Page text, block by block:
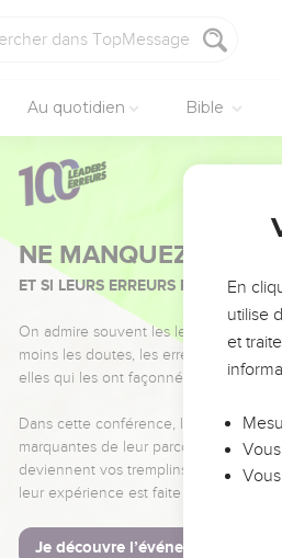
Au quotidien Bible
NE MANQUEZ PAS
ET SI LEURS ERREURS POUVAIENT
On admire souvent les leaders pour
moins les doutes, les erreurs et les
elles qui les ont façonnés.
Dans cette conférence, leaders,
marquantes de leur parcours et les
deviennent vos tremplins. Que vous
leur expérience est faite pour vous.
Je découvre l’événement
En
utilise
et